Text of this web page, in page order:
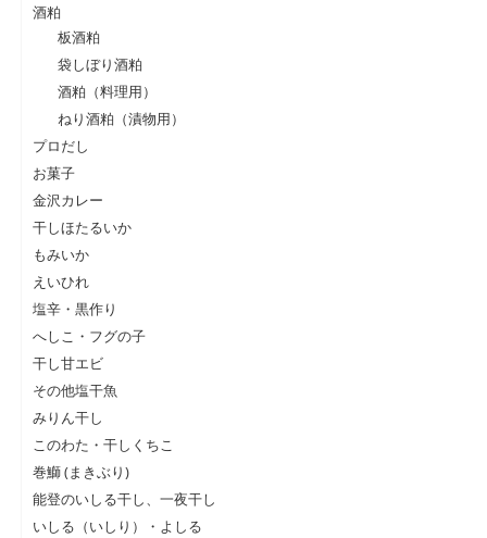
酒粕
板酒粕
袋しぼり酒粕
酒粕（料理用）
ねり酒粕（漬物用）
プロだし
お菓子
金沢カレー
干しほたるいか
もみいか
えいひれ
塩辛・黒作り
へしこ・フグの子
干し甘エビ
その他塩干魚
みりん干し
このわた・干しくちこ
巻鰤 (まきぶり)
能登のいしる干し、一夜干し
いしる（いしり）・よしる